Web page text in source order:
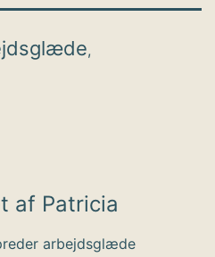
,
af Patricia
arbejdsglæde